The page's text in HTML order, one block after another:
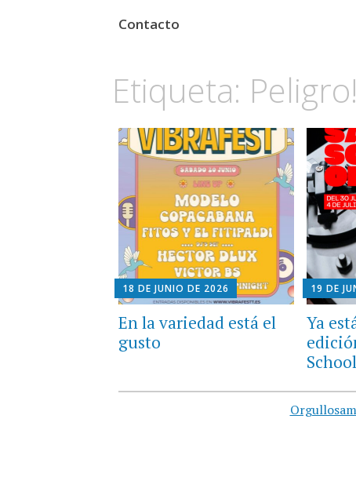
contenido
Contacto
Etiqueta: Peligro!
18 DE JUNIO DE 2026
En la variedad está el
gusto
19 DE
Ya